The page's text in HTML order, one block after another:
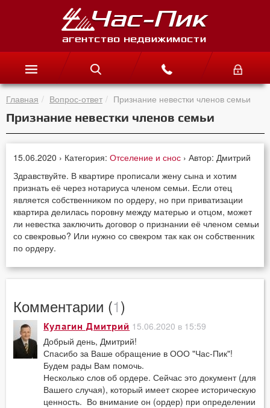
Главная Вопрос-ответ Признание невестки членов семьи
Признание невестки членов семьи
15.06.2020 › Категория:Отселение и снос › Автор: Дмитрий
Здравствуйте. В квартире прописали жену сына и хотим
признать её через нотариуса членом семьи. Если отец
является собственником по ордеру, но при приватизации
квартира делилась поровну между матерью и отцом, может
ли невестка заключить договор о признании её членом семьи
со свекровью? Или нужно со свекром так как он собственник
по ордеру.
Комментарии (1)
Кулагин Дмитрий 15.06.2020 в 15:59
Добрый день, Дмитрий!
Спасибо за Ваше обращение в ООО "Час-Пик"!
Будем рады Вам помочь.
Несколько слов об ордере. Сейчас это документ (для
Вашего случая), который имеет скорее историческую
ценность. Во внимание он (ордер) при определении